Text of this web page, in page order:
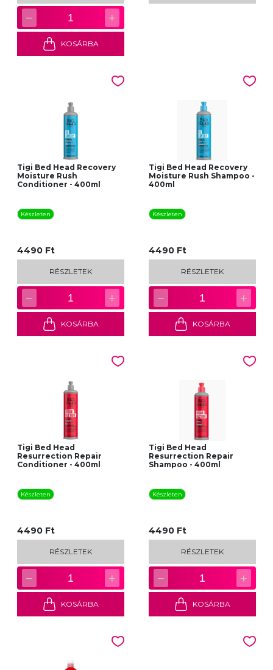
− 1 +
KOSÁRBA
Tigi Bed Head Recovery
Moisture Rush
Conditioner - 400ml
Készleten
4490 Ft
RÉSZLETEK
− 1 +
KOSÁRBA
Tigi Bed Head Recovery
Moisture Rush Shampoo -
400ml
Készleten
4490 Ft
RÉSZLETEK
− 1 +
KOSÁRBA
Tigi Bed Head
Resurrection Repair
Conditioner - 400ml
Készleten
4490 Ft
RÉSZLETEK
− 1 +
KOSÁRBA
Tigi Bed Head
Resurrection Repair
Shampoo - 400ml
Készleten
4490 Ft
RÉSZLETEK
− 1 +
KOSÁRBA